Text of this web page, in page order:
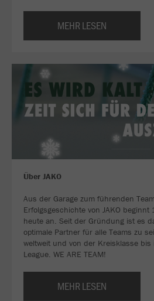
MEHR LESEN
Über JAKO
Aus der Garage zum führenden
Erfolgsgeschichte von JAKO
heute an. Seit der Gründung ist es
optimale Partner für alle Teams zu
weltweit und von der Kreisklasse bis
League. WE ARE TEAM!
MEHR LESEN